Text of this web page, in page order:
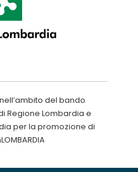
del bando
Regione Lombardia e
per la promozione di